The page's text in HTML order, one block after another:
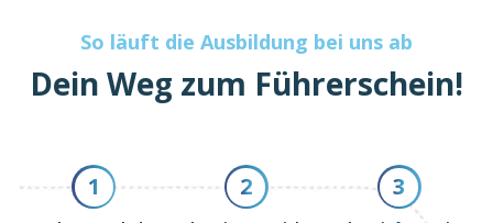
So läuft die Ausbildung bei uns ab
Dein Weg zum Führerschein!
1 2 3